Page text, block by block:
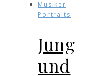
Musiker
Portraits
Jung
und